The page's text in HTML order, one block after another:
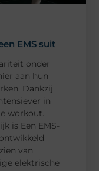
EMS suit
onder
aan hun
Dankzij
in
workout.
is Een EMS-
van
elektrische